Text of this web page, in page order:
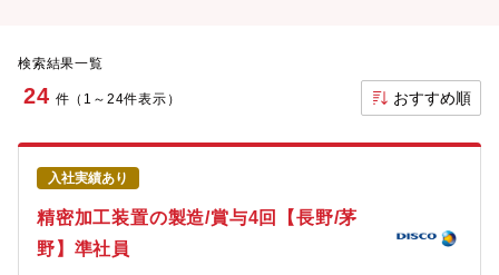
検索結果一覧
24 件（1～24件表示） おすすめ順
入社実績あり
精密加工装置の製造/賞与4回【長野/茅
野】準社員